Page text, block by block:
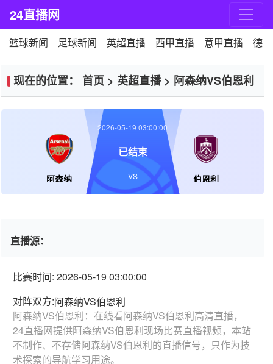
24直播网
篮球新闻 足球新闻 英超直播 西甲直播 意甲直播 德
现在的位置： 首页 > 英超直播> 阿森纳VS伯恩利
阿森纳 伯恩利
2026-05-19 03:00:00
已结束
VS
直播源：
比赛时间: 2026-05-19 03:00:00
对阵双方:阿森纳VS伯恩利
阿森纳VS伯恩利：在线看阿森纳VS伯恩利高清直播，
24直播网提供阿森纳VS伯恩利现场比赛直播视频，本站
不制作、不存储阿森纳VS伯恩利的直播信号，只作为技
术探索的导航学习用途。